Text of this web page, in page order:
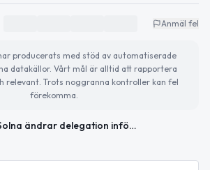
Anmäl fel
producerats med stöd av automatiserade
datakällor. Vårt mål är alltid att rapportera
relevant. Trots noggranna kontroller kan fel
förekomma.
Solna ändrar delegation inför ny ställföreträdarlag